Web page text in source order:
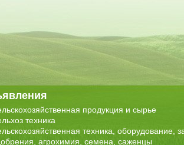
продукция и сырье
техника
техника, оборудование,
агрохимия, семена, саженцы